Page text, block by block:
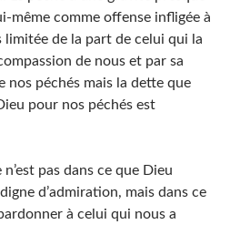
même comme offense infligée à
limitée de la part de celui qui la
de nous et par sa
nos péchés mais la dette que
pour nos péchés est
pas dans ce que Dieu
d’admiration, mais dans ce
à celui qui nous a